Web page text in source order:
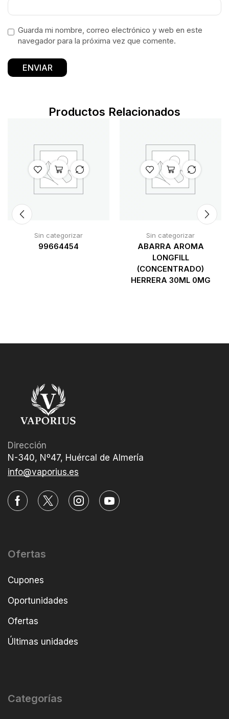
Guarda mi nombre, correo electrónico y web en este
navegador para la próxima vez que comente.
Productos Relacionados
Sin categorizar
99664454
Sin categorizar
ABARRA AROMA
LONGFILL
(CONCENTRADO)
HERRERA 30ML 0MG
Dirección
N-340, Nº47, Huércal de Almería
info@vaporius.es
Ofertas
Cupones
Oportunidades
Ofertas
Últimas unidades
Categorías